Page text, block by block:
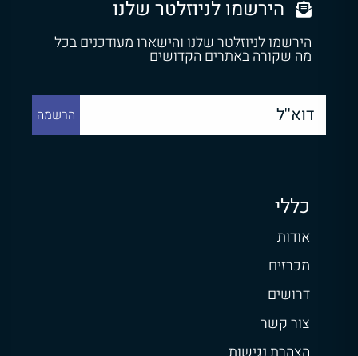
הירשמו לניוזלטר שלנו
הירשמו לניוזלטר שלנו והישארו מעודכנים בכל
מה שקורה באתרים הקדושים
כללי
אודות
מכרזים
דרושים
צור קשר